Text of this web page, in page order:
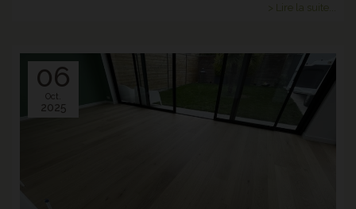
> Lire la suite...
06
Oct.
2025